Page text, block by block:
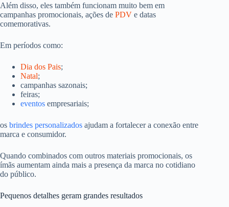
Além disso, eles também funcionam muito bem em
campanhas promocionais, ações de PDV e datas
comemorativas.
Em períodos como:
Dia dos Pais;
Natal;
campanhas sazonais;
feiras;
eventos empresariais;
os brindes personalizados ajudam a fortalecer a conexão entre
marca e consumidor.
Quando combinados com outros materiais promocionais, os
ímãs aumentam ainda mais a presença da marca no cotidiano
do público.
Pequenos detalhes geram grandes resultados